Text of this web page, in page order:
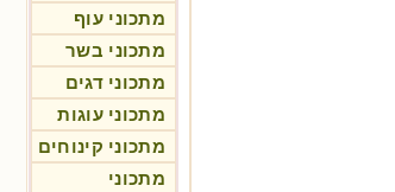
מתכוני עוף
מתכוני בשר
מתכוני דגים
מתכוני עוגות
מתכוני קינוחים
מתכוני